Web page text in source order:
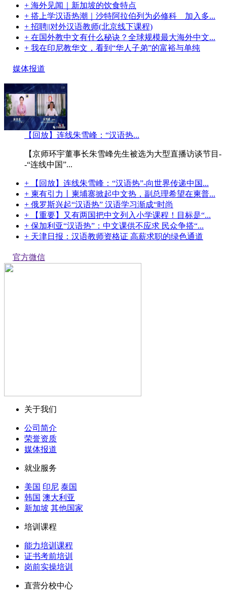
+ 海外见闻｜新加坡的饮食特点
+ 搭上学汉语热潮｜沙特阿拉伯列为必修科 加入多...
+ 招聘||对外汉语教师(北京线下课程)
+ 在国外教中文有什么秘诀？全球规模最大海外中文...
+ 我在印尼教华文，看到“华人子弟”的富裕与单纯
媒体报道
【回放】连线朱雪峰：“汉语热...
【京师环宇董事长朱雪峰先生被选为大型直播访谈节目-
-“连线中国”...
+ 【回放】连线朱雪峰：“汉语热”-向世界传递中国...
+ 柬有引力丨柬埔寨掀起中文热，副总理希望在柬普...
+ 俄罗斯兴起“汉语热” 汉语学习渐成“时尚
+ 【重要】又有两国把中文列入小学课程！目标是“...
+ 保加利亚“汉语热”：中文课供不应求 民众争搭“...
+ 天津日报：汉语教师资格证 高薪求职的绿色通道
官方微信
关于我们
公司简介
荣誉资质
媒体报道
就业服务
美国 印尼 泰国
韩国 澳大利亚
新加坡 其他国家
培训课程
能力培训课程
证书考前培训
岗前实操培训
直营分校中心